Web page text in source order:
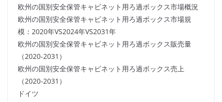
欧州の国別安全保管キャビネット用ろ過ボックス市場概況
欧州の国別安全保管キャビネット用ろ過ボックス市場規
模：2020年VS2024年VS2031年
欧州の国別安全保管キャビネット用ろ過ボックス販売量
（2020-2031）
欧州の国別安全保管キャビネット用ろ過ボックス売上
（2020-2031）
ドイツ